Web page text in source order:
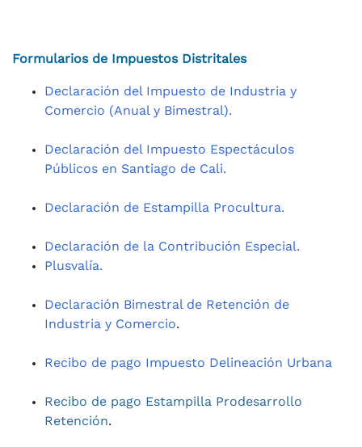
Formularios de Impuestos Distritales
Declaración del Impuesto de Industria y
Comercio (Anual y Bimestral).
Declaración del Impuesto Espectáculos
Públicos en Santiago de Cali.
Declaración de Estampilla Procultura.
Declaración de la Contribución Especial.
Plusvalía.
Declaración Bimestral de Retención de
Industria y Comercio.
Recibo de pago Impuesto Delineación Urbana
Recibo de pago Estampilla Prodesarrollo
Retención.